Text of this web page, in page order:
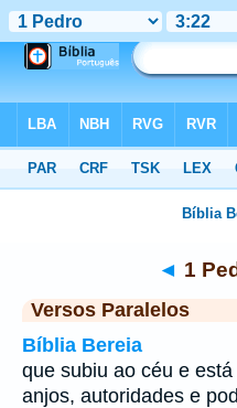
◄ 1
Versos Paralelos
Bíblia Bereia
que subiu ao céu e
anjos, autoridades e